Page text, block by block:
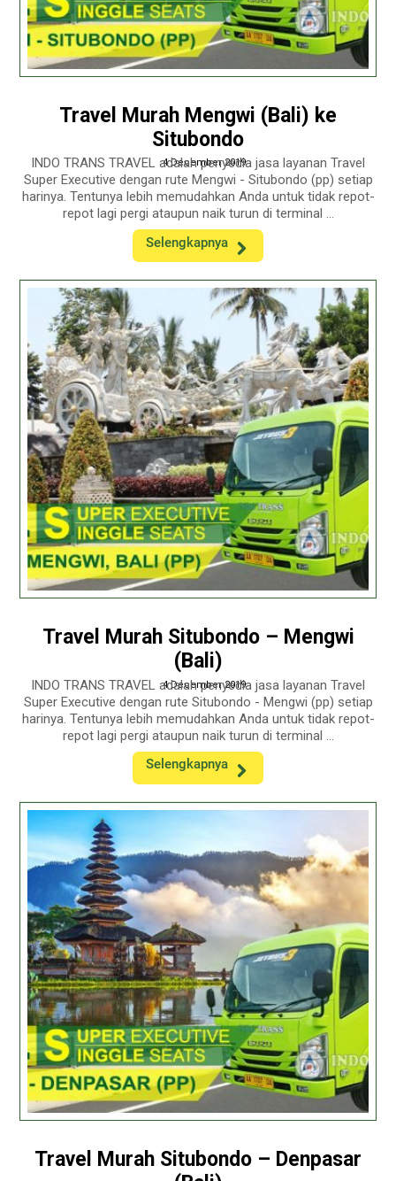
Travel Murah Mengwi (Bali) ke
Situbondo
4 December 2019
INDO TRANS TRAVEL adalah penyedia jasa layanan Travel
Super Executive dengan rute Mengwi - Situbondo (pp) setiap
harinya. Tentunya lebih memudahkan Anda untuk tidak repot-
repot lagi pergi ataupun naik turun di terminal ...
Selengkapnya
Travel Murah Situbondo – Mengwi
(Bali)
4 December 2019
INDO TRANS TRAVEL adalah penyedia jasa layanan Travel
Super Executive dengan rute Situbondo - Mengwi (pp) setiap
harinya. Tentunya lebih memudahkan Anda untuk tidak repot-
repot lagi pergi ataupun naik turun di terminal ...
Selengkapnya
Travel Murah Situbondo – Denpasar